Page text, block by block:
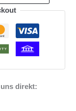
direkt: